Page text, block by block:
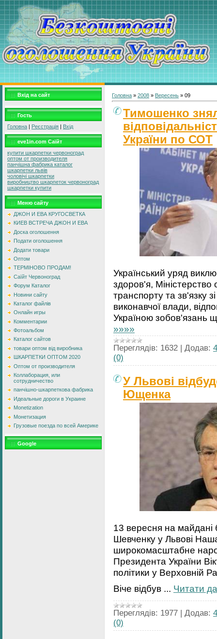
Вхід на сайт
Гость
Головна | Реєстрація | Вхід
eve1in.com Саїйт
купити шкарпетки червоноград
оптом от производителя
панчішна фабрика каталог
шкарпетки львів
чоловічі шкарпетки
виробництво шкарпеток червоноград
шкарпетки купити
Меню сайту
ДЖОН И ЕВА КРУГОСВЕТКА
КИЕВ ВСТРЕЧА ДЖОН И ЕВА
Доска оголошення
Подати оголошення
Додати товари
Оптом
ТЕРМІНОВО ПРОДАМ!
Саїйт Червоноград
Форум Каталог
Новини сайту
Каталог файлів
Онлайн игры
Комментарии
Фотоальбом
Каталог сайтов
товари оптом від виробника
ШКАРПЕТКИ ОПТОМ 2020
Оптом от производителя
Коллаборация, или
сотрудничество
панчішно-шкарпеткова фабрика
Идеальные дороги в Украине
Monetization
Монетизация
Грузовые поезда по всей Америке
Google
Головна » 2008 » Вересень » 09
Тимошенко
України по СОТ
Український уряд
здоров'я, Міністерство
транспорту та зв'язку
виконавчої влади,
Україною зобов'язань
»»»»
Переглядів: 1632 | Додав:
(0)
У Львові
Ющенка
13 вересня на майдані
Шевченку у Львові
широкомасштабне
Президента України
політики у Верховній
Віче відбув ... Читати
Переглядів: 1977 | Додав:
(0)